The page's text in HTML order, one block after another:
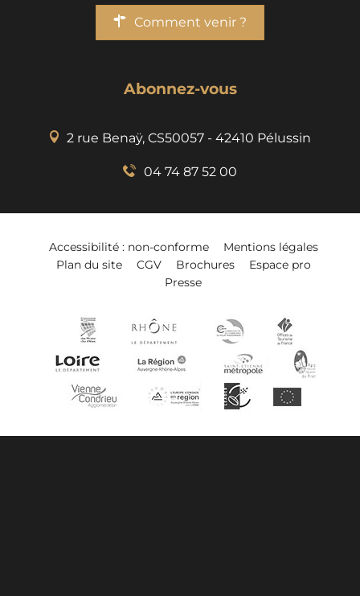
Comment venir ?
Abonnez-vous
2 rue Benaÿ, CS50057 - 42410 Pélussin
04 74 87 52 00
Accessibilité : non-conforme
Mentions légales
Plan du site
CGV Brochures
Espace pro
Presse